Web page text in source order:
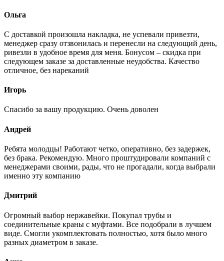
Ольга
С доставкой произошла накладка, не успевали привезти,
менеджер сразу отзвонилась и перенесли на следующий день,
ривезли в удобное время для меня. Бонусом – скидка при
следующем заказе за доставленные неудобства. Качество
отличное, без нареканий
Игорь
Спасибо за вашу продукцию. Очень доволен
Андрей
Ребята молодцы! Работают четко, оперативно, без задержек,
без брака. Рекомендую. Много проштудировали компаний с
менеджерами своими, рады, что не прогадали, когда выбрали
именно эту компанию
Дмитрий
Огромный выбор нержавейки. Покупал трубы и
соединительные краны с муфтами. Все подобрали в лучшем
виде. Смогли укомплектовать полностью, хотя было много
разных диаметром в заказе.